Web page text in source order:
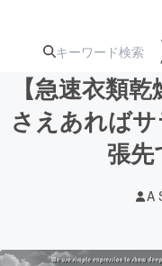
注目のリ 注目
【急速衣類
さえあれば
張先
A